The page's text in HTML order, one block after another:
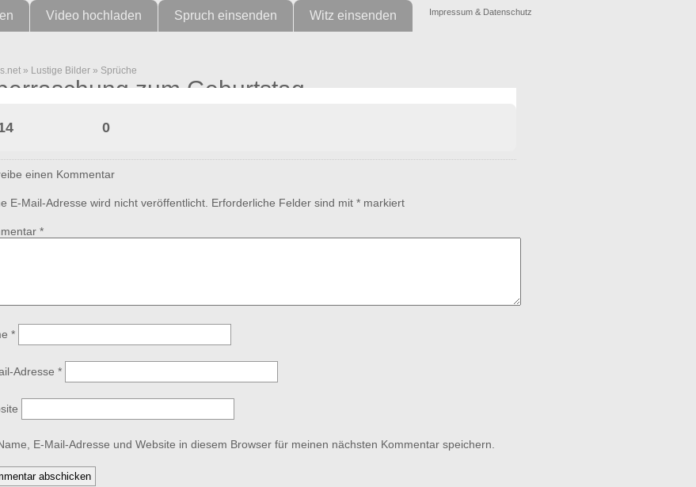
Impressum & Datenschutz
Video hochladen Spruch einsenden Witz einsenden
» Lustige Bilder » Sprüche
zum Geburtstag
0
einen Kommentar
E-Mail-Adresse wird nicht veröffentlicht. Erforderliche Felder sind mit * markiert
*
*
Adresse *
E-Mail-Adresse und Website in diesem Browser für meinen nächsten Kommentar speichern.